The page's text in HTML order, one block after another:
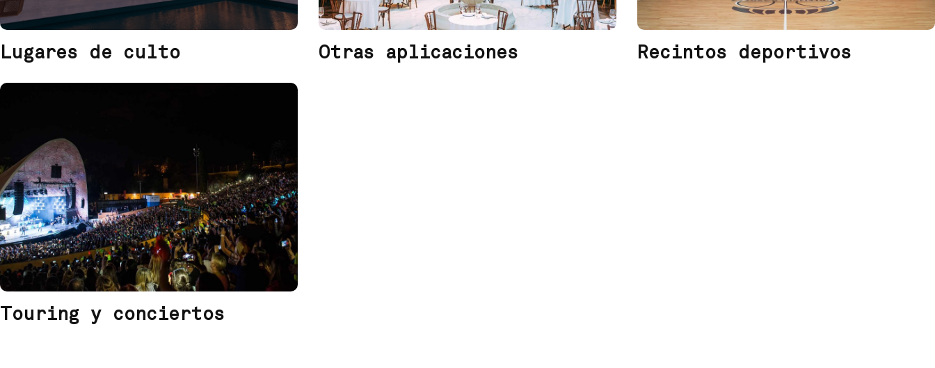
Lugares de culto Otras aplicaciones Recintos deportivos
Touring y conciertos